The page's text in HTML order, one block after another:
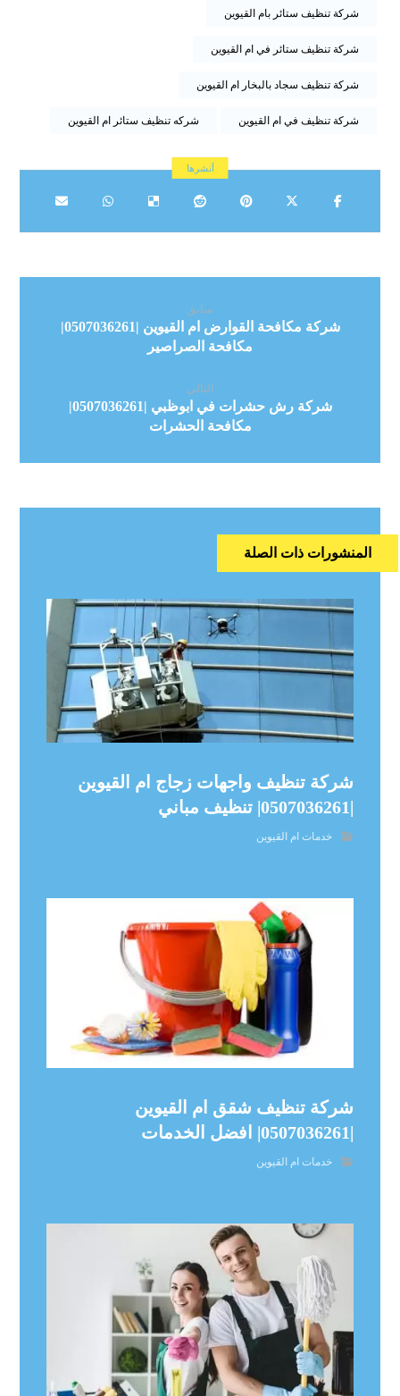
شركة تنظيف ستائر بام القيوين
شركة تنظيف ستائر في ام القيوين
شركة تنظيف سجاد بالبخار ام القيوين
شركة تنظيف في ام القيوين شركه تنظيف ستائر ام القيوين
سابق
شركة مكافحة القوارض ام القيوين |0507036261|
مكافحة الصراصير
التالي
شركة رش حشرات في ابوظبي |0507036261|
مكافحة الحشرات
المنشورات ذات الصلة
شركة تنظيف واجهات زجاج ام القيوين
|0507036261| تنظيف مباني
خدمات ام القيوين
شركة تنظيف شقق ام القيوين
|0507036261| افضل الخدمات
خدمات ام القيوين